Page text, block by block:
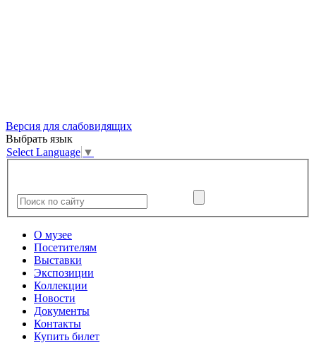
Версия для слабовидящих
Выбрать язык
Select Language ▼
О музее
Посетителям
Выставки
Экспозиции
Коллекции
Новости
Документы
Контакты
Купить билет